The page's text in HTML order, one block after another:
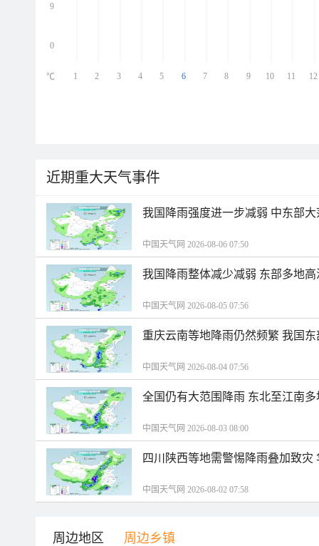
9
0
1 2 3 4 5 6 7 8 9 10 11 12
℃
近期重大天气事件
我国降雨强度进一步减弱 中东部
中国天气网 2026-08-06 07:50
我国降雨整体减少减弱 东部多地
中国天气网 2026-08-05 07:56
重庆云南等地降雨仍然频繁 我国
中国天气网 2026-08-04 07:56
全国仍有大范围降雨 东北至江南
中国天气网 2026-08-03 08:00
四川陕西等地需警惕降雨叠加致
中国天气网 2026-08-02 07:58
周边地区 周边乡镇